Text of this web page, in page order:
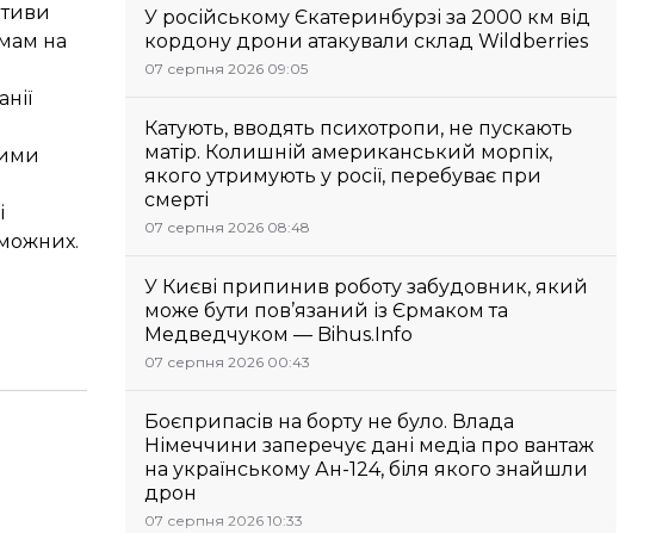
на
У російському Єкатеринбурзі за 2000 км від
кордону дрони атакували склад Wildberries
07 серпня 2026 09:05
Катують, вводять психотропи, не пускають
матір. Колишній американський морпіх,
якого утримують у росії, перебуває при
смерті
07 серпня 2026 08:48
У Києві припинив роботу забудовник, який
може бути пов’язаний із Єрмаком та
Медведчуком — Bihus.Info
07 серпня 2026 00:43
Боєприпасів на борту не було. Влада
Німеччини заперечує дані медіа про вантаж
на українському Ан-124, біля якого знайшли
дрон
07 серпня 2026 10:33